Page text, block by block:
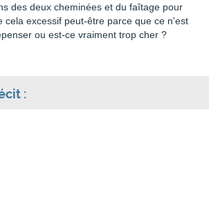
des deux cheminées et du faîtage pour
cela excessif peut-être parce que ce n'est
ou est-ce vraiment trop cher ?
: